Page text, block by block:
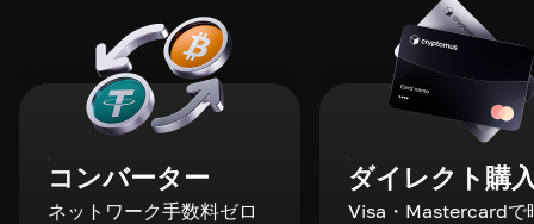
コンバーター
ネットワーク手数料ゼロ
ダイレクト購
Visa・Mastercardで